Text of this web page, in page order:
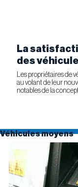
La
des
Les propriétaires de
au volant de leur
notables de la
Véhicules moyens